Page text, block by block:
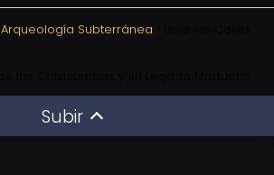
Arqueología Subterránea
Subir